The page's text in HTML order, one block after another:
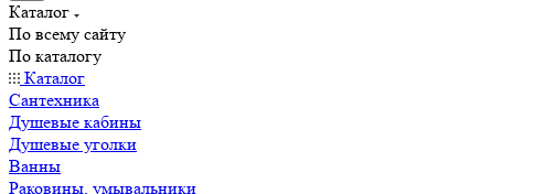
Каталог
По всему сайту
По каталогу
Каталог
Сантехника
Душевые кабины
Душевые уголки
Ванны
Раковины, умывальники